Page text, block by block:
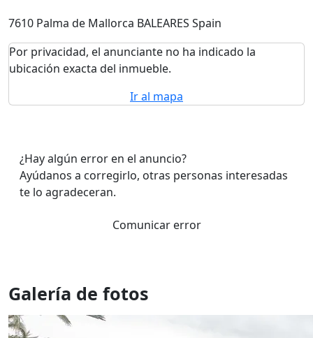
7610 Palma de Mallorca BALEARES Spain
Por privacidad, el anunciante no ha indicado la
ubicación exacta del inmueble.
Ir al mapa
¿Hay algún error en el anuncio?
Ayúdanos a corregirlo, otras personas interesadas
te lo agradeceran.
Comunicar error
Galería de fotos